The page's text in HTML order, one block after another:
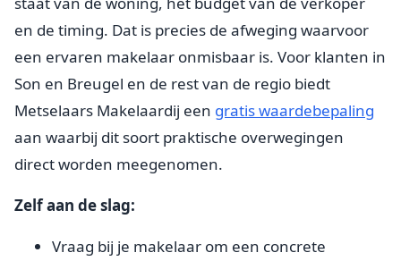
en de timing. Dat is precies de afweging waarvoor
een ervaren makelaar onmisbaar is. Voor klanten in
Son en Breugel en de rest van de regio biedt
Metselaars Makelaardij een gratis waardebepaling
aan waarbij dit soort praktische overwegingen
direct worden meegenomen.
Zelf aan de slag:
Vraag bij je makelaar om een concrete